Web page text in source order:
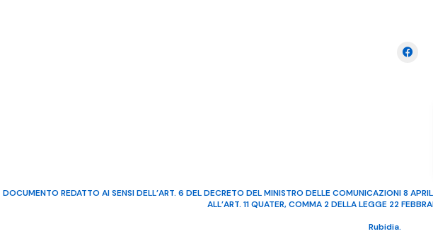
DOCUMENTO REDATTO AI SENSI DELL’ART. 6 DEL DECRETO DEL MINISTRO DELLE COMUNICAZIONI 8
ALL’ART. 11 QUATER, COMMA 2 DELLA LEGGE 22
Rubidia. Tutti i